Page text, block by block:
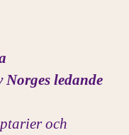
ledande
och